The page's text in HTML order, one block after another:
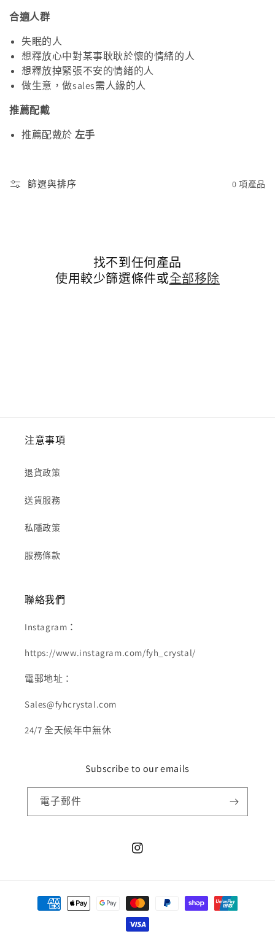
合適人群
失眠的人
想釋放心中對某事耿耿於懷的情緒的人
想釋放掉緊張不安的情緒的人
做生意，做sales需人緣的人
推薦配戴
推薦配戴於 左手
篩選與排序 0 項產品
找不到任何產品
使用較少篩選條件或全部移除
注意事項
退貨政策
送貨服務
私隱政策
服務條款
聯絡我們
Instagram：
https://www.instagram.com/fyh_crystal/
電郵地址：
Sales@fyhcrystal.com
24/7 全天候年中無休
Subscribe to our emails
電子郵件
Instagram